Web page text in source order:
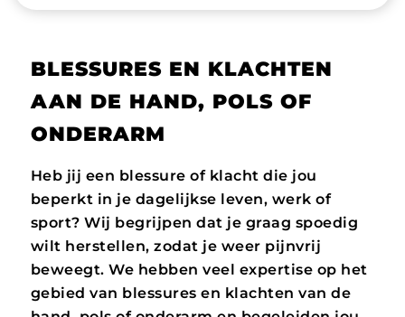
BLESSURES EN KLACHTEN
AAN DE HAND, POLS OF
ONDERARM
Heb jij een blessure of klacht die jou
beperkt in je dagelijkse leven, werk of
sport? Wij begrijpen dat je graag spoedig
wilt herstellen, zodat je weer pijnvrij
beweegt. We hebben veel expertise op het
gebied van blessures en klachten van de